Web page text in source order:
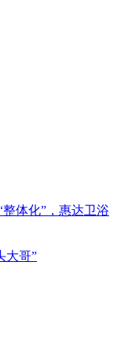
体化”，惠达卫浴
大哥”